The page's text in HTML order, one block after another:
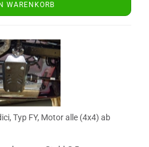
WARENKORB
Typ FY, Motor alle (4x4) ab